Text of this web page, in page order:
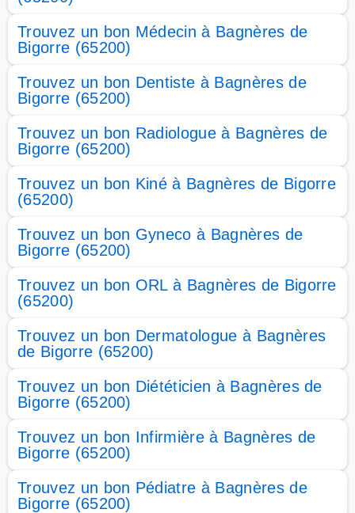
Trouvez un bon Médecin à Bagnères de
Bigorre (65200)
Trouvez un bon Dentiste à Bagnères de
Bigorre (65200)
Trouvez un bon Radiologue à Bagnères de
Bigorre (65200)
Trouvez un bon Kiné à Bagnères de Bigorre
(65200)
Trouvez un bon Gyneco à Bagnères de
Bigorre (65200)
Trouvez un bon ORL à Bagnères de Bigorre
(65200)
Trouvez un bon Dermatologue à Bagnères
de Bigorre (65200)
Trouvez un bon Diététicien à Bagnères de
Bigorre (65200)
Trouvez un bon Infirmière à Bagnères de
Bigorre (65200)
Trouvez un bon Pédiatre à Bagnères de
Bigorre (65200)